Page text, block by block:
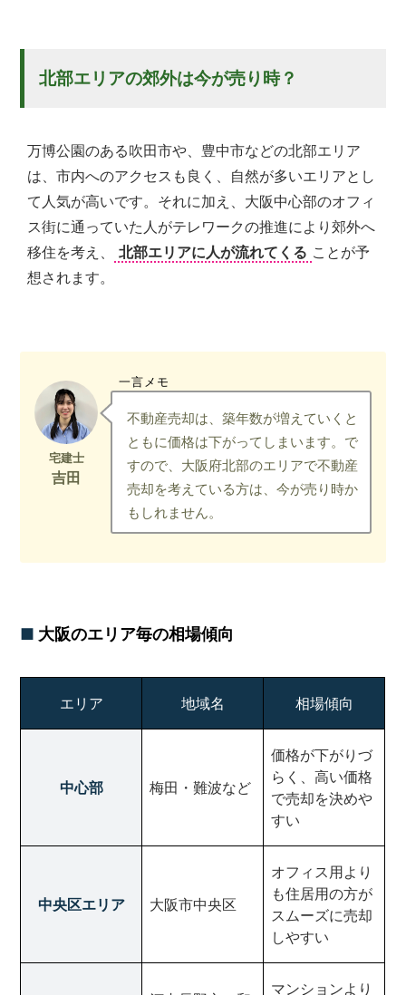
北部エリアの郊外は今が売り時？
万博公園のある吹田市や、豊中市などの北部エリア
は、市内へのアクセスも良く、自然が多いエリアとし
て人気が高いです。それに加え、大阪中心部のオフィ
ス街に通っていた人がテレワークの推進により郊外へ
移住を考え、
北部エリアに人が流れてくる ことが予
想されます。
一言メモ
不動産売却は、築年数が増えていくと
ともに価格は下がってしまいます。で
すので、大阪府北部のエリアで不動産
売却を考えている方は、今が売り時か
もしれません。
大阪のエリア毎の相場傾向
エリア 地域名 相場傾向
中心部 梅田・難波など
価格が下がりづ
らく、高い価格
で売却を決めや
すい
中央区エリア 大阪市中央区
オフィス用より
も住居用の方が
スムーズに売却
しやすい
マンションより